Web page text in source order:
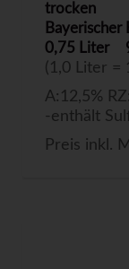
trocken
Bayerischer
0,75 Liter
(1,0 Liter =
A:12,5%
-enthält
Preis inkl.